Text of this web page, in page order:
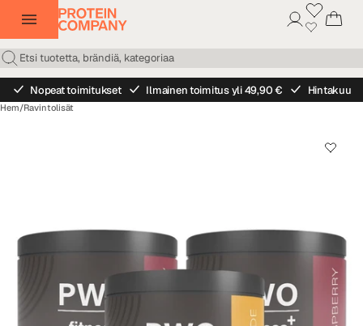
Nopeat toimitukset Ilmainen toimitus yli 49,90 € Hintakuu
Hem/Ravintolisät